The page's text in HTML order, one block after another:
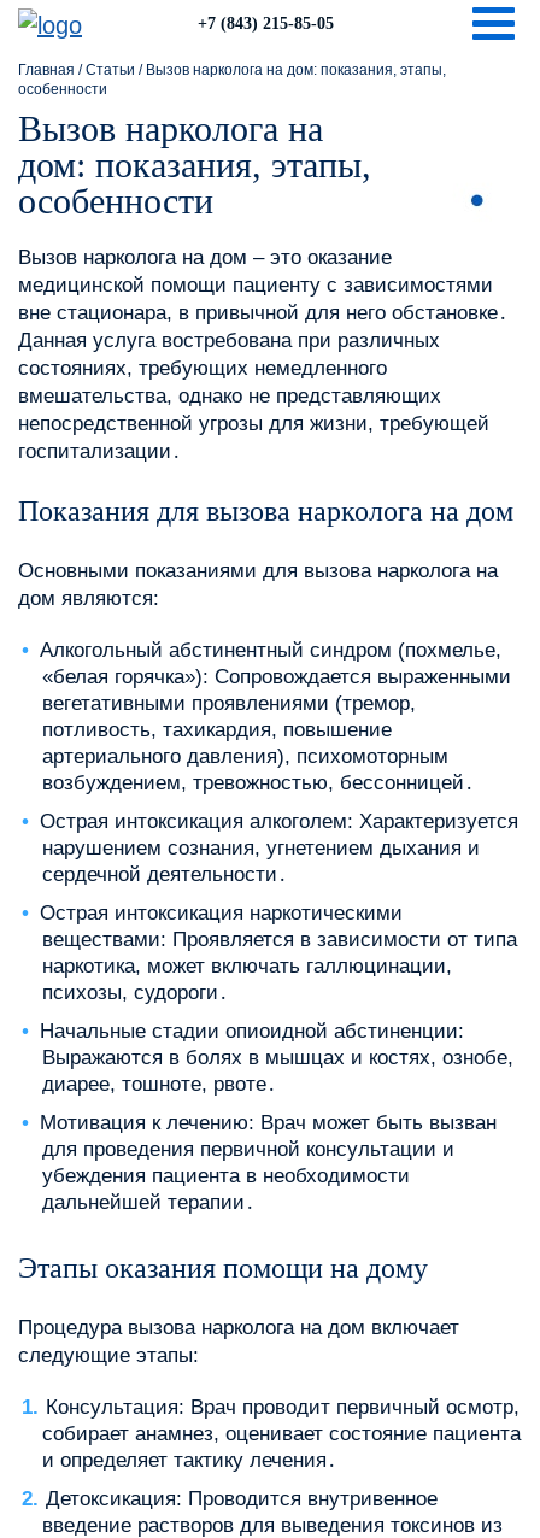
+7 (843) 215-85-05
Главная /Статьи / Вызов нарколога на дом: показания, этапы,
особенности
Вызов нарколога на
дом: показания, этапы,
особенности
Вызов нарколога на дом – это оказание
медицинской помощи пациенту с зависимостями
вне стационара, в привычной для него обстановке․
Данная услуга востребована при различных
состояниях, требующих немедленного
вмешательства, однако не представляющих
непосредственной угрозы для жизни, требующей
госпитализации․
Показания для вызова нарколога на дом
Основными показаниями для вызова нарколога на
дом являются:
Алкогольный абстинентный синдром (похмелье,
«белая горячка»): Сопровождается выраженными
вегетативными проявлениями (тремор,
потливость, тахикардия, повышение
артериального давления), психомоторным
возбуждением, тревожностью, бессонницей․
Острая интоксикация алкоголем: Характеризуется
нарушением сознания, угнетением дыхания и
сердечной деятельности․
Острая интоксикация наркотическими
веществами: Проявляется в зависимости от типа
наркотика, может включать галлюцинации,
психозы, судороги․
Начальные стадии опиоидной абстиненции:
Выражаются в болях в мышцах и костях, ознобе,
диарее, тошноте, рвоте․
Мотивация к лечению: Врач может быть вызван
для проведения первичной консультации и
убеждения пациента в необходимости
дальнейшей терапии․
Этапы оказания помощи на дому
Процедура вызова нарколога на дом включает
следующие этапы:
Консультация: Врач проводит первичный осмотр,
собирает анамнез, оценивает состояние пациента
и определяет тактику лечения․
Детоксикация: Проводится внутривенное
введение растворов для выведения токсинов из